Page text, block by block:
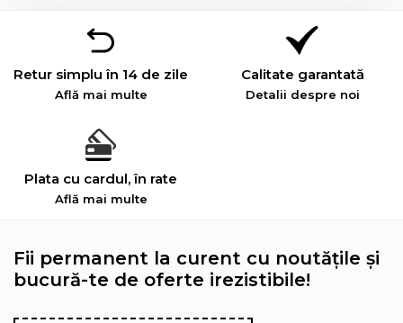
Retur simplu în 14 de zile
Află mai multe
Calitate garantată
Detalii despre noi
Plata cu cardul, în rate
Află mai multe
Fii permanent la curent cu noutățile și
bucură-te de oferte irezistibile!